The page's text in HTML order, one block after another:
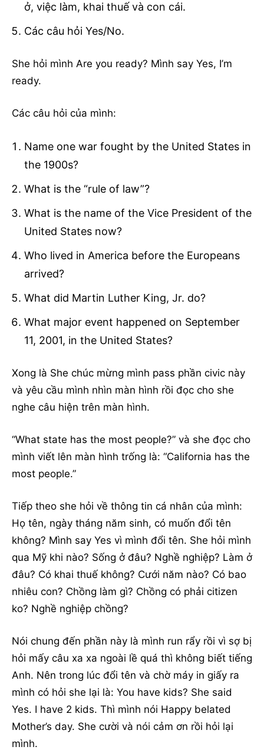
ở, việc làm, khai thuế và con cái.
Các câu hỏi Yes/No.
She hỏi mình Are you ready? Mình say Yes, I’m
ready.
Các câu hỏi của mình:
Name one war fought by the United States in
the 1900s?
What is the “rule of law”?
What is the name of the Vice President of the
United States now?
Who lived in America before the Europeans
arrived?
What did Martin Luther King, Jr. do?
What major event happened on September
11, 2001, in the United States?
Xong là She chúc mừng mình pass phần civic này
và yêu cầu mình nhìn màn hình rồi đọc cho she
nghe câu hiện trên màn hình.
“What state has the most people?” và she đọc cho
mình viết lên màn hình trống là: “California has the
most people.”
Tiếp theo she hỏi về thông tin cá nhân của mình:
Họ tên, ngày tháng năm sinh, có muốn đổi tên
không? Mình say Yes vì mình đổi tên. She hỏi mình
qua Mỹ khi nào? Sống ở đâu? Nghề nghiệp? Làm ở
đâu? Có khai thuế không? Cưới năm nào? Có bao
nhiêu con? Chồng làm gì? Chồng có phải citizen
ko? Nghề nghiệp chồng?
Nói chung đến phần này là mình run rẩy rồi vì sợ bị
hỏi mấy câu xa xa ngoài lề quá thì không biết tiếng
Anh. Nên trong lúc đổi tên và chờ máy in giấy ra
mình có hỏi she lại là: You have kids? She said
Yes. I have 2 kids. Thì mình nói Happy belated
Mother’s day. She cười và nói cảm ơn rồi hỏi lại
mình.